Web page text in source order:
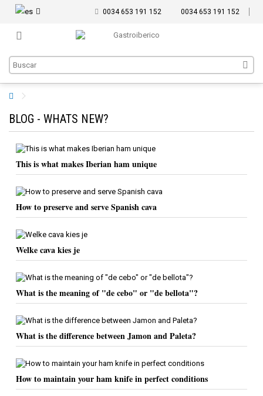
0034 653 191 152 0034 653 191 152
BLOG - WHATS NEW?
This is what makes Iberian ham unique
How to preserve and serve Spanish cava
Welke cava kies je
What is the meaning of "de cebo" or "de bellota"?
What is the difference between Jamon and Paleta?
How to maintain your ham knife in perfect conditions